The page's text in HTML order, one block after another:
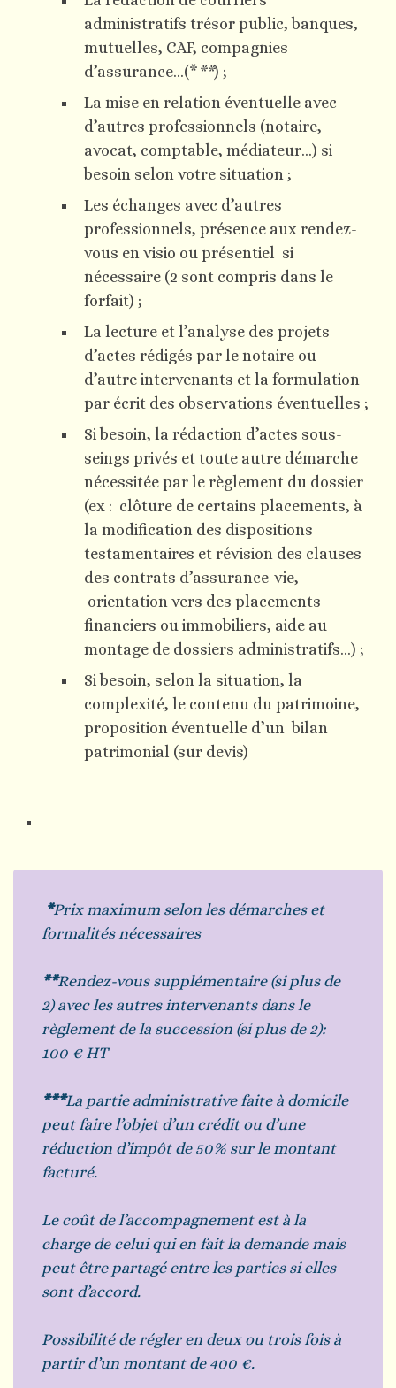
administratifs trésor public, banques,
mutuelles, CAF, compagnies
d’assurance…(* **) ;
La mise en relation éventuelle avec
d’autres professionnels (notaire,
avocat, comptable, médiateur…) si
besoin selon votre situation ;
Les échanges avec d’autres
professionnels, présence aux rendez-
vous en visio ou présentiel si
nécessaire (2 sont compris dans le
forfait) ;
La lecture et l’analyse des projets
d’actes rédigés par le notaire ou
d’autre intervenants et la formulation
par écrit des observations éventuelles ;
Si besoin, la rédaction d’actes sous-
seings privés et toute autre démarche
nécessitée par le règlement du dossier
(ex : clôture de certains placements, à
la modification des dispositions
testamentaires et révision des clauses
des contrats d’assurance-vie,
orientation vers des placements
financiers ou immobiliers, aide au
montage de dossiers administratifs…) ;
Si besoin, selon la situation, la
complexité, le contenu du patrimoine,
proposition éventuelle d’un bilan
patrimonial (sur devis)
*Prix maximum selon les démarches et
formalités nécessaires
**Rendez-vous supplémentaire (si plus de
2) avec les autres intervenants dans le
règlement de la succession (si plus de 2):
100 € HT
***La partie administrative faite à domicile
peut faire l’objet d’un crédit ou d’une
réduction d’impôt de 50% sur le montant
facturé.
Le coût de l’accompagnement est à la
charge de celui qui en fait la demande mais
peut être partagé entre les parties si elles
sont d’accord.
Possibilité de régler en deux ou trois fois à
partir d’un montant de 400 €.